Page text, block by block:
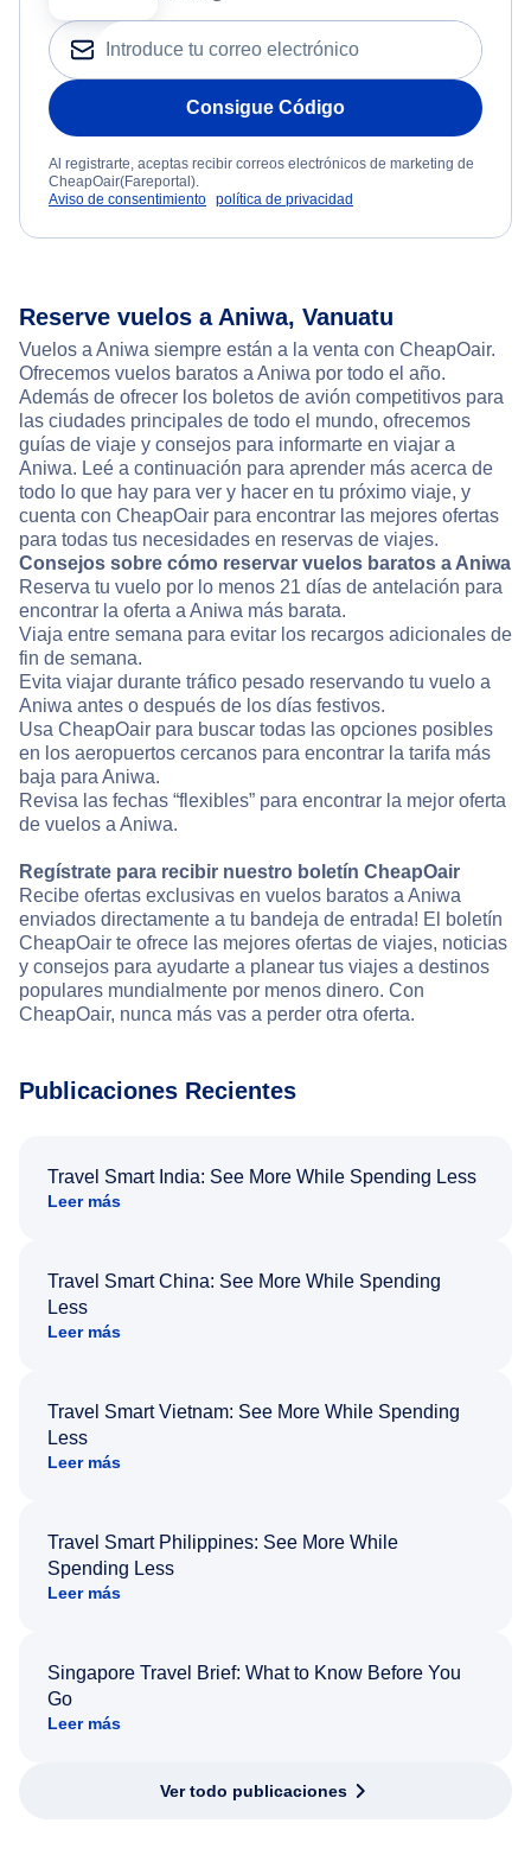
Consigue Código
Al registrarte, aceptas recibir correos electrónicos de marketing de
CheapOair(Fareportal).
Aviso de consentimiento política de privacidad
Reserve vuelos a Aniwa, Vanuatu
Vuelos a Aniwa siempre están a la venta con CheapOair.
Ofrecemos vuelos baratos a Aniwa por todo el año.
Además de ofrecer los boletos de avión competitivos para
las ciudades principales de todo el mundo, ofrecemos
guías de viaje y consejos para informarte en viajar a
Aniwa. Leé a continuación para aprender más acerca de
todo lo que hay para ver y hacer en tu próximo viaje, y
cuenta con CheapOair para encontrar las mejores ofertas
para todas tus necesidades en reservas de viajes.
Consejos sobre cómo reservar vuelos baratos a Aniwa
Reserva tu vuelo por lo menos 21 días de antelación para
encontrar la oferta a Aniwa más barata.
Viaja entre semana para evitar los recargos adicionales de
fin de semana.
Evita viajar durante tráfico pesado reservando tu vuelo a
Aniwa antes o después de los días festivos.
Usa CheapOair para buscar todas las opciones posibles
en los aeropuertos cercanos para encontrar la tarifa más
baja para Aniwa.
Revisa las fechas “flexibles” para encontrar la mejor oferta
de vuelos a Aniwa.
Regístrate para recibir nuestro boletín CheapOair
Recibe ofertas exclusivas en vuelos baratos a Aniwa
enviados directamente a tu bandeja de entrada! El boletín
CheapOair te ofrece las mejores ofertas de viajes, noticias
y consejos para ayudarte a planear tus viajes a destinos
populares mundialmente por menos dinero. Con
CheapOair, nunca más vas a perder otra oferta.
Publicaciones Recientes
Travel Smart India: See More While Spending Less
Leer más
Travel Smart China: See More While Spending
Less
Leer más
Travel Smart Vietnam: See More While Spending
Less
Leer más
Travel Smart Philippines: See More While
Spending Less
Leer más
Singapore Travel Brief: What to Know Before You
Go
Leer más
Ver todo publicaciones